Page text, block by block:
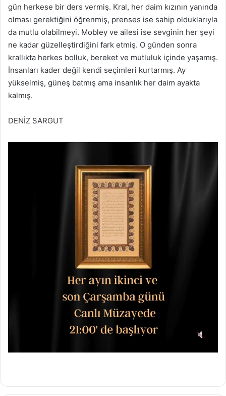
gün herkese bir ders vermiş. Kral, her daim kızının yanında
olması gerektiğini öğrenmiş, prenses ise sahip olduklarıyla
da mutlu olabilmeyi. Mobley ve ailesi ise sevginin her şeyi
ne kadar güzelleştirdiğini fark etmiş. O günden sonra
krallıkta herkes bolluk, bereket ve mutluluk içinde yaşamış.
İnsanları kader değil kendi seçimleri kurtarmış. Ay
yükselmiş, güneş batmış ama insanlık her daim ayakta
kalmış.
DENİZ SARGUT